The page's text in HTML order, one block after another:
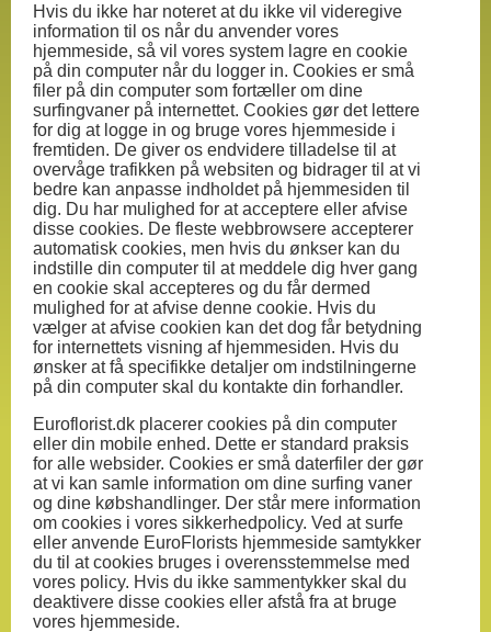
Hvis du ikke har noteret at du ikke vil videregive
information til os når du anvender vores
hjemmeside, så vil vores system lagre en cookie
på din computer når du logger in. Cookies er små
filer på din computer som fortæller om dine
surfingvaner på internettet. Cookies gør det lettere
for dig at logge in og bruge vores hjemmeside i
fremtiden. De giver os endvidere tilladelse til at
overvåge trafikken på websiten og bidrager til at vi
bedre kan anpasse indholdet på hjemmesiden til
dig. Du har mulighed for at acceptere eller afvise
disse cookies. De fleste webbrowsere accepterer
automatisk cookies, men hvis du ønkser kan du
indstille din computer til at meddele dig hver gang
en cookie skal accepteres og du får dermed
mulighed for at afvise denne cookie. Hvis du
vælger at afvise cookien kan det dog får betydning
for internettets visning af hjemmesiden. Hvis du
ønsker at få specifikke detaljer om indstilningerne
på din computer skal du kontakte din forhandler.
Euroflorist.dk placerer cookies på din computer
eller din mobile enhed. Dette er standard praksis
for alle websider. Cookies er små daterfiler der gør
at vi kan samle information om dine surfing vaner
og dine købshandlinger. Der står mere information
om cookies i vores sikkerhedpolicy. Ved at surfe
eller anvende EuroFlorists hjemmeside samtykker
du til at cookies bruges i overensstemmelse med
vores policy. Hvis du ikke sammentykker skal du
deaktivere disse cookies eller afstå fra at bruge
vores hjemmeside.